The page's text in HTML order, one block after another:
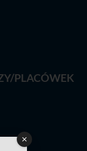
PLACÓWEK